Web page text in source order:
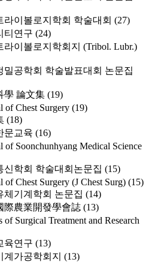
라이볼로지학회 학술대회 (27)
티연구 (24)
라이볼로지학회지 (Tribol. Lubr.)
밀공학회 학술발표대회 논문집
學 論文集 (19)
of Chest Surgery (19)
(18)
문교육 (16)
of Soonchunhyang Medical Science
신학회 학술대회논문집 (15)
of Chest Surgery (J Chest Surg) (15)
체기계학회 논문집 (14)
際農業開發學會誌 (13)
of Surgical Treatment and Research
육연구 (13)
계가공학회지 (13)